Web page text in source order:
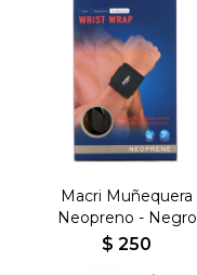
Macri Muñequera
Neopreno - Negro
$ 250